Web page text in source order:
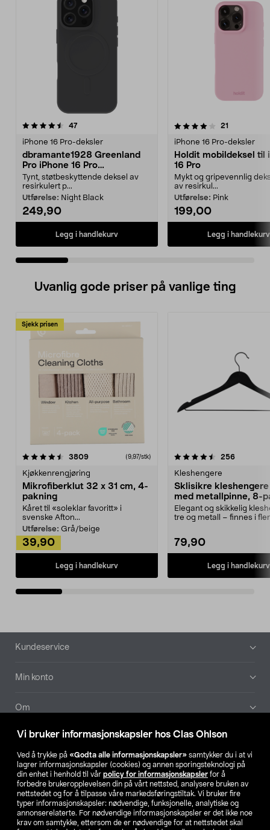
Vi bruker informasjonskapsler hos Clas Ohlson
Ved å trykke på «Godta alle informasjonskapsler» samtykker du i at vi
lagrer informasjonskapsler (cookies) og annen sporingsteknologi på
din enhet i henhold til vår policy for informasjonskapsler for å
forbedre brukeropplevelsen din på vårt nettsted, analysere bruken av
nettstedet og for å tilpasse våre markedsføringstiltak. Vi bruker fire
typer informasjonskapsler: nødvendige, funksjonelle, analytiske og
annonserelaterte. For nødvendige informasjonskapsler er det ikke noe
krav om samtykke, ettersom de er nødvendige for at nettstedet skal
47anmeldelser
iPhone 16 Pro-deksler
dbramante1928 Greenland
Pro iPhone 16 Pro
mobildeksel
Tynt, støtbeskyttende deksel av
resirkulert p...
Utførelse: Night Black
249,90
Legg i handlekurv
4.0 av 5 stjerner 21
iPhone 16 Pro-deksler
Holdit mobildeksel til
16 Pro
Mykt og gripevennlig
av resirkul...
Utførelse: Pink
199,00
Legg i handlekurv
3.5 av 5 stjerner
Uvanlig gode priser på vanlige ting
Sjekk prisen
3809anmeldelser(9,97/stk)
Kjøkkenrengjøring
Mikrofiberklut 32 x 31 cm, 4-
pakning
Kåret til «soleklar favoritt» i
svenske Afton...
Utførelse: Grå/beige
39,90
Legg i handlekurv
4.5av 5 stjerner 256
Kleshengere
Sklisikre
med metallpinne, 8-
Elegant og skikkelig
tre og metall – finnes i
79,90
Legg i handlekurv
4.5av 5 stjerner
Bunntekst
Kundeservice
Min konto
Om
Aktuelt
Våre selskaper
Finn din butikk
NO FI